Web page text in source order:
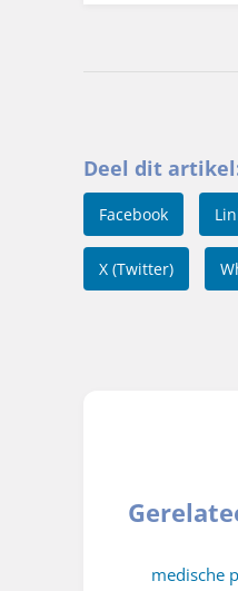
Deel dit
Facebook
X (Twitter)
medische